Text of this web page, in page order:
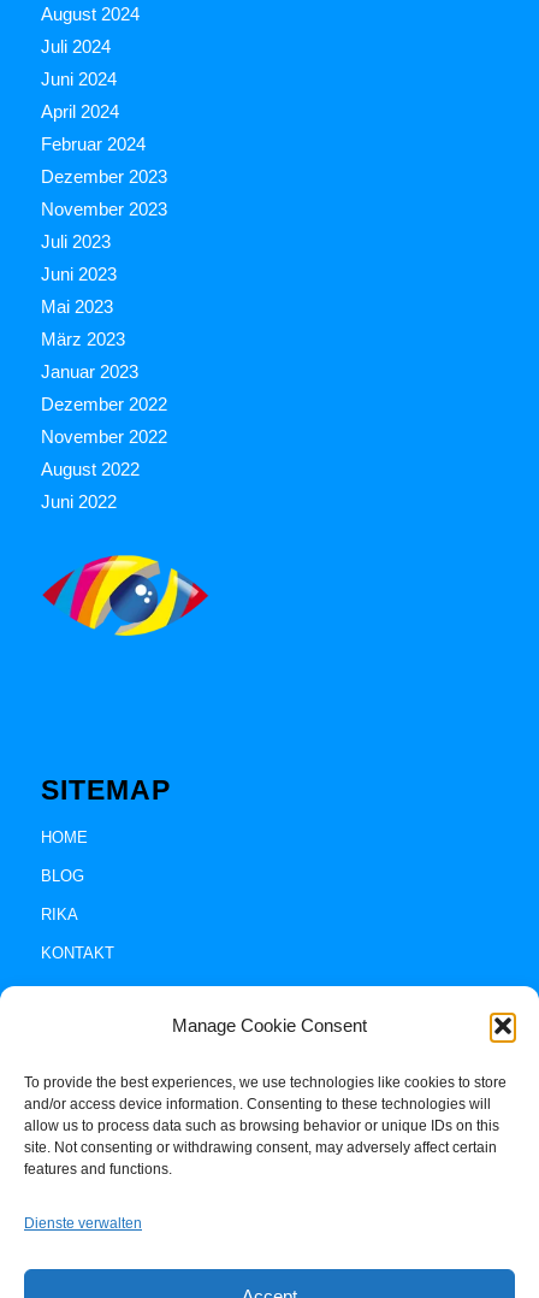
Manage Cookie Consent
To provide the best experiences, we use technologies like cookies to store
and/or access device information. Consenting to these technologies will
allow us to process data such as browsing behavior or unique IDs on this
site. Not consenting or withdrawing consent, may adversely affect certain
features and functions.
Dienste verwalten
August 2024
Juli 2024
Juni 2024
April 2024
Februar 2024
Dezember 2023
November 2023
Juli 2023
Juni 2023
Mai 2023
März 2023
Januar 2023
Dezember 2022
November 2022
August 2022
Juni 2022
SITEMAP
HOME
BLOG
RIKA
KONTAKT
Impressum +
Cookie-Policy (EU)